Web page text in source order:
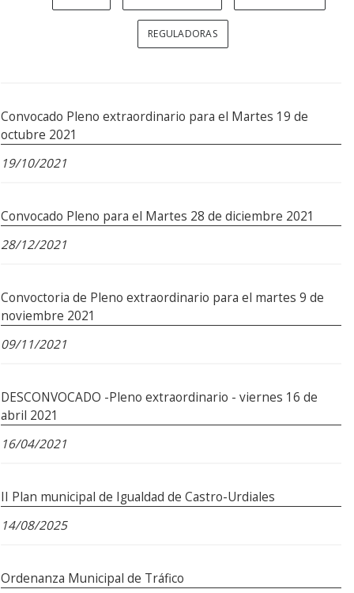
REGULADORAS
Convocado Pleno extraordinario para el Martes 19 de
octubre 2021
19/10/2021
Convocado Pleno para el Martes 28 de diciembre 2021
28/12/2021
Convoctoria de Pleno extraordinario para el martes 9 de
noviembre 2021
09/11/2021
DESCONVOCADO -Pleno extraordinario - viernes 16 de
abril 2021
16/04/2021
II Plan municipal de Igualdad de Castro-Urdiales
14/08/2025
Ordenanza Municipal de Tráfico